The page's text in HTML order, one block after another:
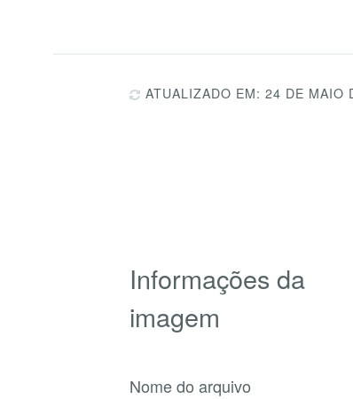
ATUALIZADO EM: 24 DE MAIO
Informações da
imagem
Nome do arquivo